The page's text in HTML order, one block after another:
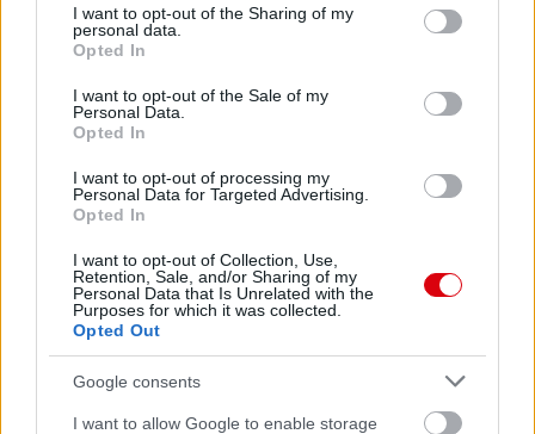
not limited to your visit or usage behaviour. You may click to
grant or deny consent to Google and its third-party tags to
use your data for below specified purposes in below Google
consent section.
I want to opt-out of the Sharing of my
personal data.
Opted In
I want to opt-out of the Sale of my
Personal Data.
Opted In
I want to opt-out of processing my
Personal Data for Targeted Advertising.
Opted In
I want to opt-out of Collection, Use,
Retention, Sale, and/or Sharing of my
Personal Data that Is Unrelated with the
Purposes for which it was collected.
Opted Out
Google consents
I want to allow Google to enable storage